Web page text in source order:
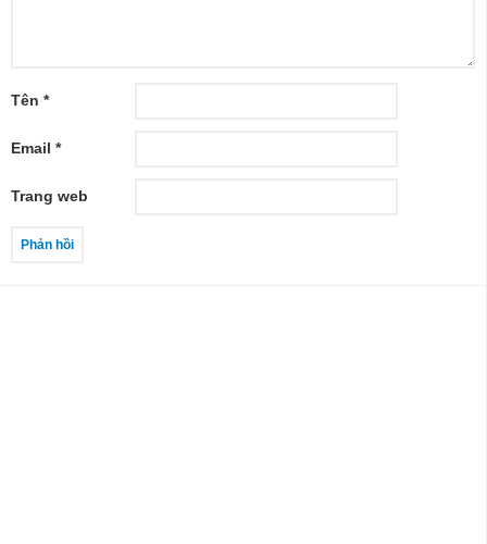
Tên *
Email *
Trang web